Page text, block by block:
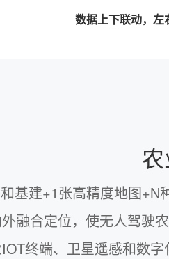
数据上下联动，左
基建+1张高精度地图
融合定位，使无人驾驶
终端、卫星遥感和数